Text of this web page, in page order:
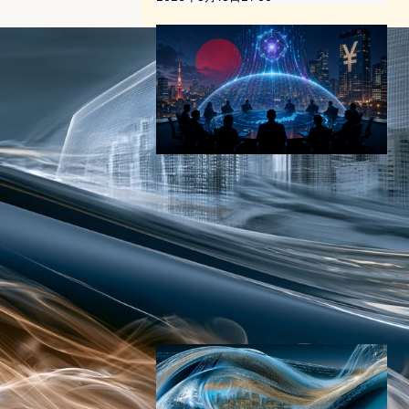
Claude Mythosが揺らす日本
の金融インフラ｜FSA・日
銀・三大メガバンクが緊急対
策に動いた理由
AI（人工知能）ニュース｜
サイバーセキュリティニュース｜
テクノロジーと社会ニュース
2026年4月30日19:49